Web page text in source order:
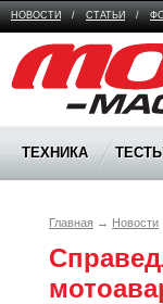
НОВОСТИ / СТАТЬИ /
Moto Magazine
ТЕХНИКА
Главная → Новости